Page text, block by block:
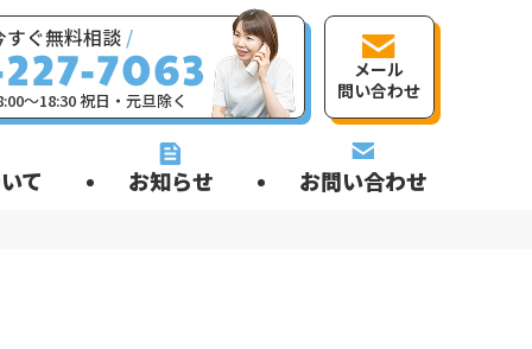
て お知らせ お問い合わせ
すぐ無料相談 /
〜18:30 祝日・元旦除く
メール
問い合わせ